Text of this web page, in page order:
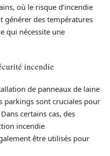
où le risque d’incendie
générer des températures
qui nécessite une
incendie
de panneaux de laine
parkings sont cruciales pour
certains cas, des
incendie
être utilisés pour